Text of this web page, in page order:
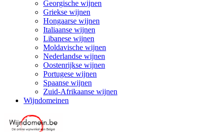
Georgische wijnen
Griekse wijnen
Hongaarse wijnen
Italiaanse wijnen
Libanese wijnen
Moldavische wijnen
Nederlandse wijnen
Oostenrijkse wijnen
Portugese wijnen
Spaanse wijnen
Zuid-Afrikaanse wijnen
Wijndomeinen